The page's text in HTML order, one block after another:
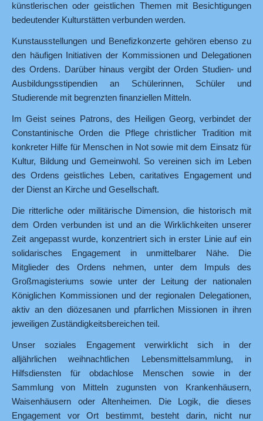
künstlerischen oder geistlichen Themen mit Besichtigungen
bedeutender Kulturstätten verbunden werden.
Kunstausstellungen und Benefizkonzerte gehören ebenso zu
den häufigen Initiativen der Kommissionen und Delegationen
des Ordens. Darüber hinaus vergibt der Orden Studien- und
Ausbildungsstipendien an Schülerinnen, Schüler und
Studierende mit begrenzten finanziellen Mitteln.
Im Geist seines Patrons, des Heiligen Georg, verbindet der
Constantinische Orden die Pflege christlicher Tradition mit
konkreter Hilfe für Menschen in Not sowie mit dem Einsatz für
Kultur, Bildung und Gemeinwohl. So vereinen sich im Leben
des Ordens geistliches Leben, caritatives Engagement und
der Dienst an Kirche und Gesellschaft.
Die ritterliche oder militärische Dimension, die historisch mit
dem Orden verbunden ist und an die Wirklichkeiten unserer
Zeit angepasst wurde, konzentriert sich in erster Linie auf ein
solidarisches Engagement in unmittelbarer Nähe. Die
Mitglieder des Ordens nehmen, unter dem Impuls des
Großmagisteriums sowie unter der Leitung der nationalen
Königlichen Kommissionen und der regionalen Delegationen,
aktiv an den diözesanen und pfarrlichen Missionen in ihren
jeweiligen Zuständigkeitsbereichen teil.
Unser soziales Engagement verwirklicht sich in der
alljährlichen weihnachtlichen Lebensmittelsammlung, in
Hilfsdiensten für obdachlose Menschen sowie in der
Sammlung von Mitteln zugunsten von Krankenhäusern,
Waisenhäusern oder Altenheimen. Die Logik, die dieses
Engagement vor Ort bestimmt, besteht darin, nicht nur